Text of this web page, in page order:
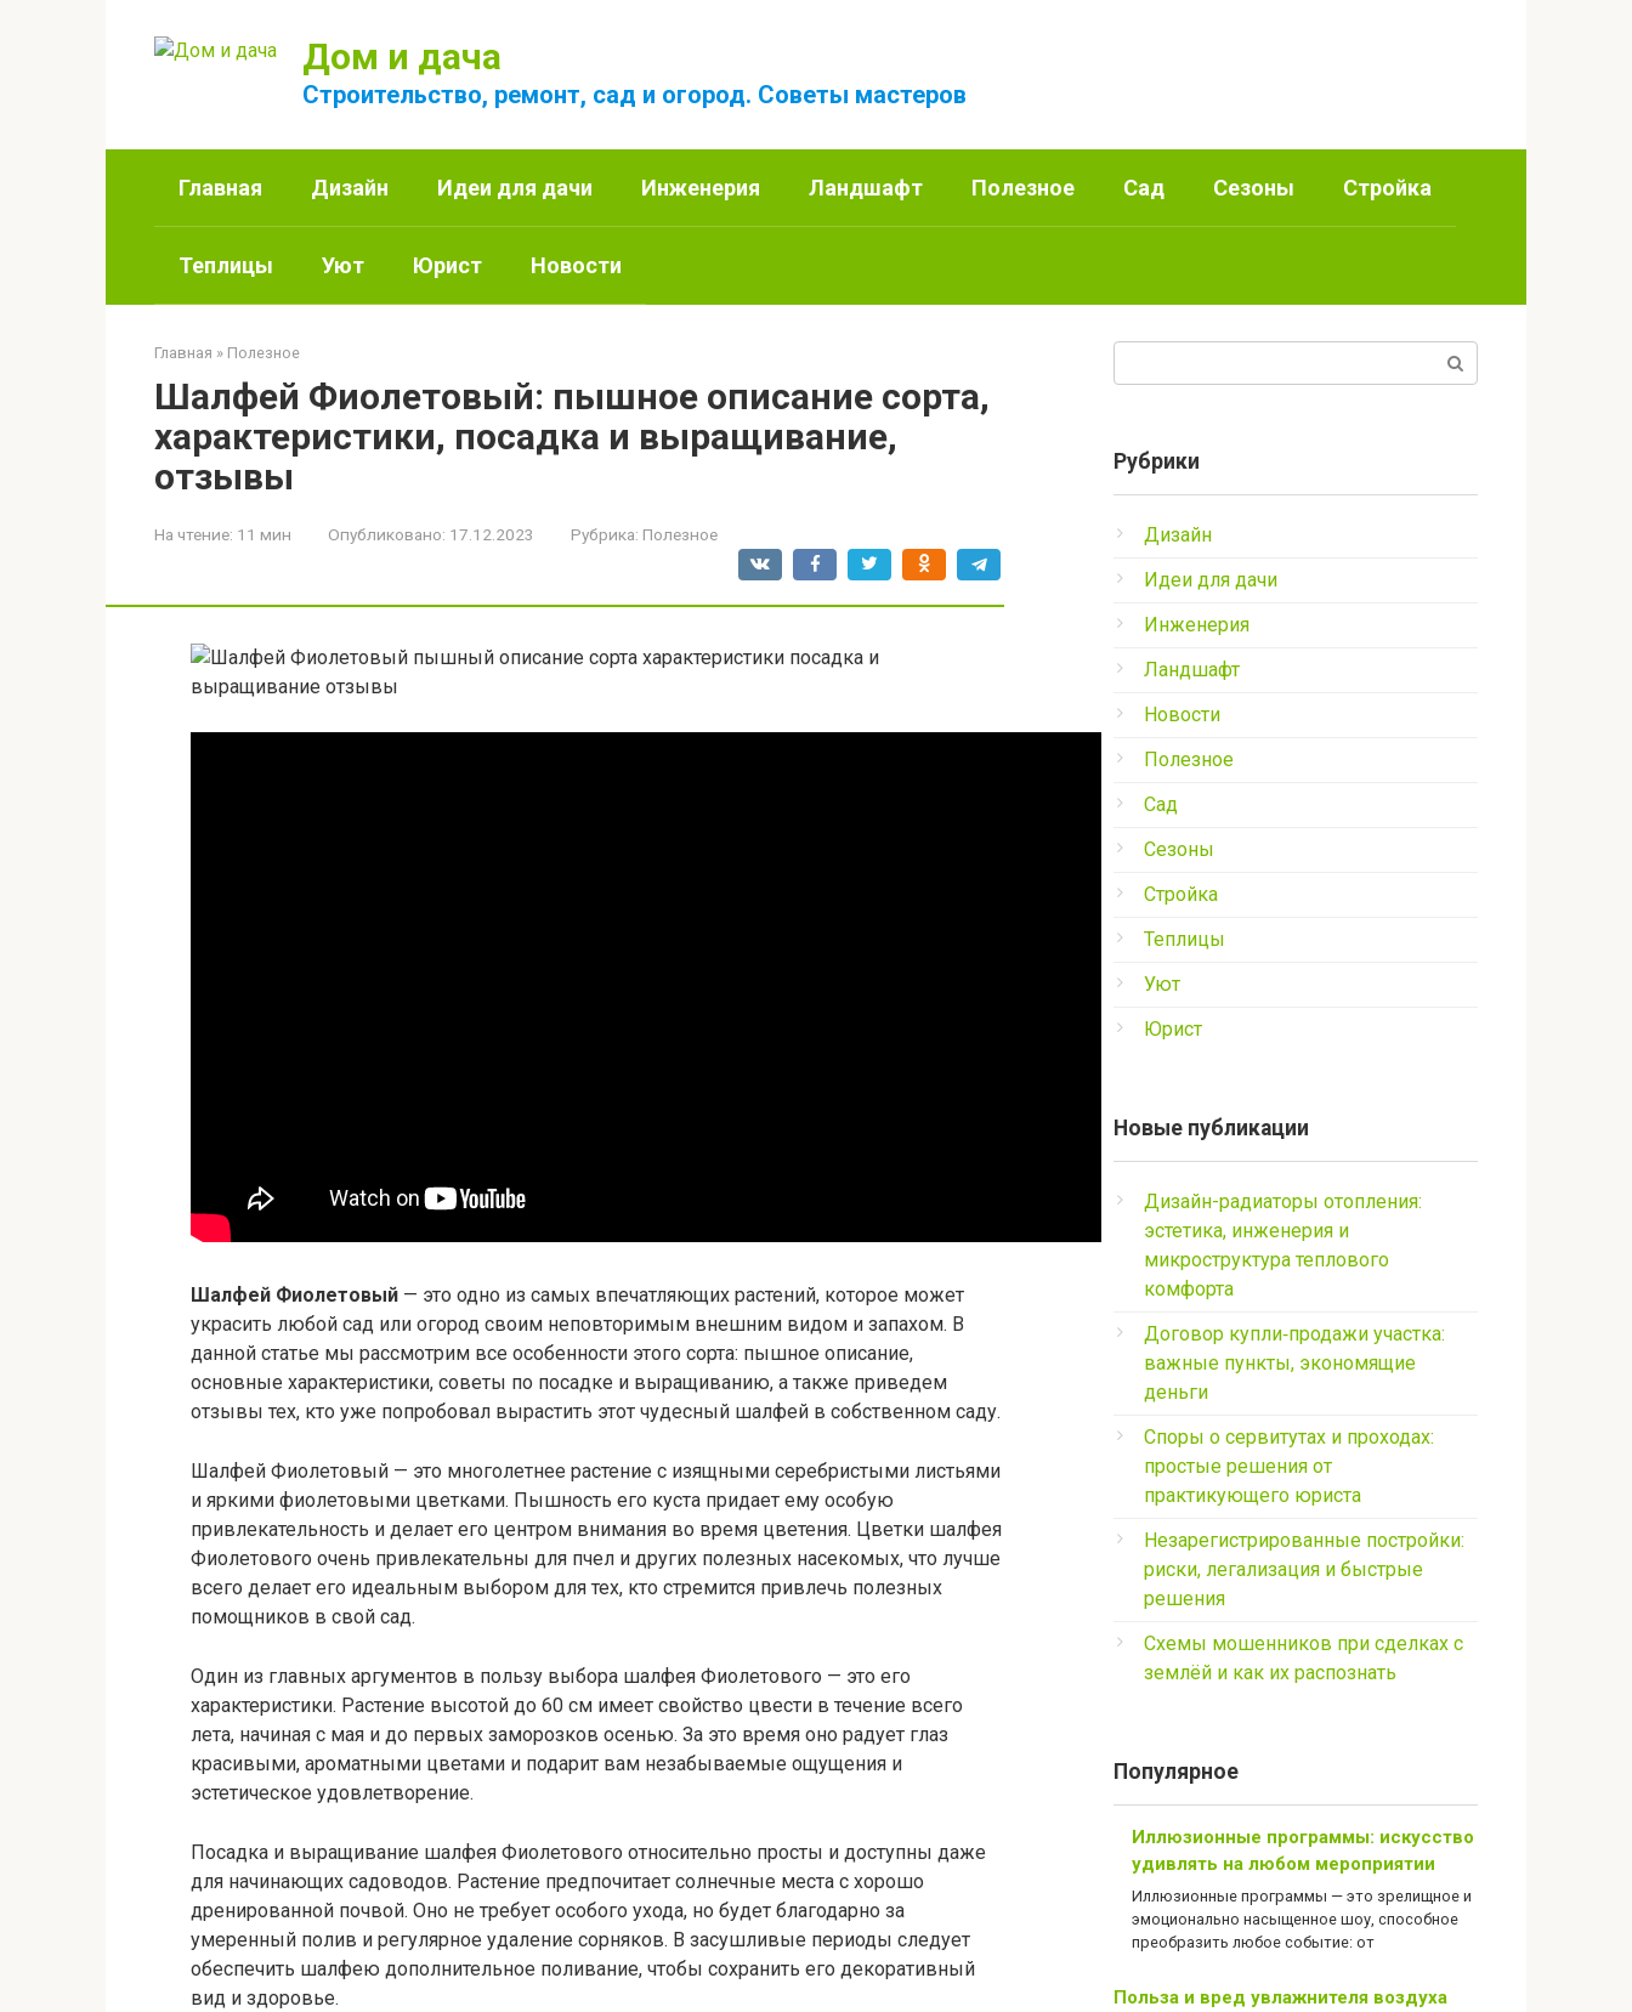
Дом и дача
Строительство, ремонт, сад и огород. Советы мастеров
Главная Дизайн Идеи для дачи Инженерия Ландшафт Полезное Сад Сезоны Стройка
Теплицы Уют Юрист Новости
Главная » Полезное
Шалфей Фиолетовый: пышное описание сорта,
характеристики, посадка и выращивание,
отзывы
На чтение: 11 мин Опубликовано: 17.12.2023 Рубрика: Полезное
Шалфей Фиолетовый — это одно из самых впечатляющих растений, которое может
украсить любой сад или огород своим неповторимым внешним видом и запахом. В
данной статье мы рассмотрим все особенности этого сорта: пышное описание,
основные характеристики, советы по посадке и выращиванию, а также приведем
отзывы тех, кто уже попробовал вырастить этот чудесный шалфей в собственном саду.
Шалфей Фиолетовый — это многолетнее растение с изящными серебристыми листьями
и яркими фиолетовыми цветками. Пышность его куста придает ему особую
привлекательность и делает его центром внимания во время цветения. Цветки шалфея
Фиолетового очень привлекательны для пчел и других полезных насекомых, что лучше
всего делает его идеальным выбором для тех, кто стремится привлечь полезных
помощников в свой сад.
Один из главных аргументов в пользу выбора шалфея Фиолетового — это его
характеристики. Растение высотой до 60 см имеет свойство цвести в течение всего
лета, начиная с мая и до первых заморозков осенью. За это время оно радует глаз
красивыми, ароматными цветами и подарит вам незабываемые ощущения и
эстетическое удовлетворение.
Посадка и выращивание шалфея Фиолетового относительно просты и доступны даже
для начинающих садоводов. Растение предпочитает солнечные места с хорошо
дренированной почвой. Оно не требует особого ухода, но будет благодарно за
умеренный полив и регулярное удаление сорняков. В засушливые периоды следует
обеспечить шалфею дополнительное поливание, чтобы сохранить его декоративный
вид и здоровье.
Рубрики
Дизайн
Идеи для дачи
Инженерия
Ландшафт
Новости
Полезное
Сад
Сезоны
Стройка
Теплицы
Уют
Юрист
Новые публикации
Дизайн-радиаторы отопления:
эстетика, инженерия и
микроструктура теплового
комфорта
Договор купли‑продажи участка:
важные пункты, экономящие
деньги
Споры о сервитутах и проходах:
простые решения от
практикующего юриста
Незарегистрированные постройки:
риски, легализация и быстрые
решения
Схемы мошенников при сделках с
землёй и как их распознать
Популярное
Иллюзионные программы: искусство
удивлять на любом мероприятии
Иллюзионные программы — это зрелищное и
эмоционально насыщенное шоу, способное
преобразить любое событие: от
Польза и вред увлажнителя воздуха